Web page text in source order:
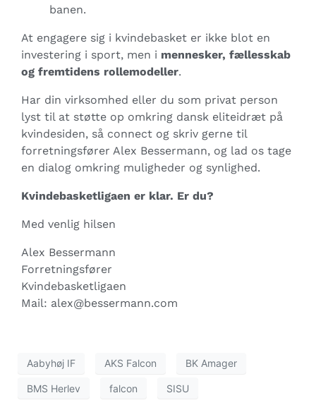
banen.
At engagere sig i kvindebasket er ikke blot en
investering i sport, men i mennesker, fællesskab
og fremtidens rollemodeller.
Har din virksomhed eller du som privat person
lyst til at støtte op omkring dansk eliteidræt på
kvindesiden, så connect og skriv gerne til
forretningsfører Alex Bessermann, og lad os tage
en dialog omkring muligheder og synlighed.
Kvindebasketligaen er klar. Er du?
Med venlig hilsen
Alex Bessermann
Forretningsfører
Kvindebasketligaen
Mail: alex@bessermann.com
Aabyhøj IF AKS Falcon BK Amager
BMS Herlev falcon SISU